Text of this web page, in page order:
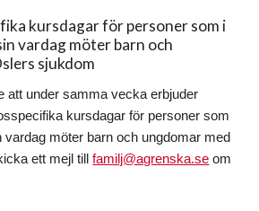
kursdagar för personer som i
vardag möter barn och
sjukdom
att under samma vecka erbjuder
kursdagar för personer som
vardag möter barn och ungdomar med
ett mejl tillfamilj@agrenska.se om